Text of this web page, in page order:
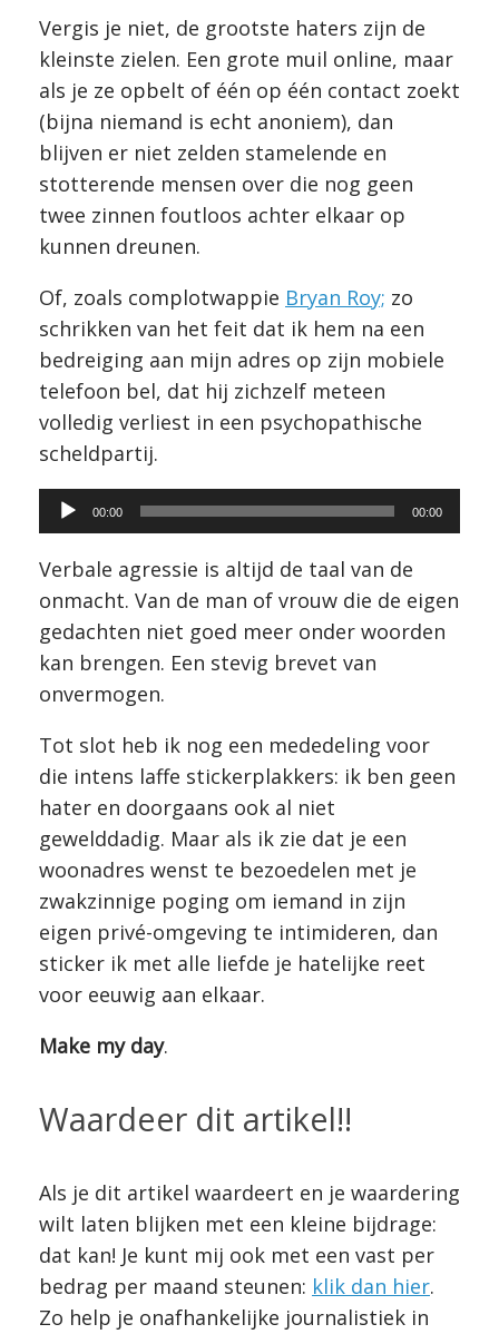
Vergis je niet, de grootste haters zijn de
kleinste zielen. Een grote muil online, maar
als je ze opbelt of één op één contact zoekt
(bijna niemand is echt anoniem), dan
blijven er niet zelden stamelende en
stotterende mensen over die nog geen
twee zinnen foutloos achter elkaar op
kunnen dreunen.
Of, zoals complotwappie Bryan Roy; zo
schrikken van het feit dat ik hem na een
bedreiging aan mijn adres op zijn mobiele
telefoon bel, dat hij zichzelf meteen
volledig verliest in een psychopathische
scheldpartij.
Audiospeler
00:00 00:00
Verbale agressie is altijd de taal van de
onmacht. Van de man of vrouw die de eigen
gedachten niet goed meer onder woorden
kan brengen. Een stevig brevet van
onvermogen.
Tot slot heb ik nog een mededeling voor
die intens laffe stickerplakkers: ik ben geen
hater en doorgaans ook al niet
gewelddadig. Maar als ik zie dat je een
woonadres wenst te bezoedelen met je
zwakzinnige poging om iemand in zijn
eigen privé-omgeving te intimideren, dan
sticker ik met alle liefde je hatelijke reet
voor eeuwig aan elkaar.
Make my day.
Waardeer dit artikel!!
Als je dit artikel waardeert en je waardering
wilt laten blijken met een kleine bijdrage:
dat kan! Je kunt mij ook met een vast per
bedrag per maand steunen: klik dan hier.
Zo help je onafhankelijke journalistiek in